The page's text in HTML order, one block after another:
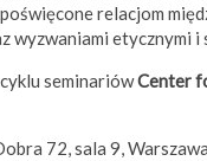
poświęcone relacjom
wyzwaniami etycznymi
seminariówCenter
72, sala 9,